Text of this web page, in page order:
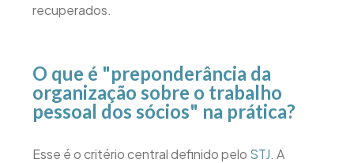
recuperados.
O que é "preponderância da
organização sobre o trabalho
pessoal dos sócios" na prática?
Esse é o critério central definido pelo STJ. A